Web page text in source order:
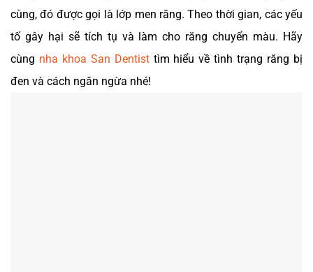
cùng, đó được gọi là lớp men răng. Theo thời gian, các yếu
tố gây hại sẽ tích tụ và làm cho răng chuyển màu. Hãy
cùng nha khoa San Dentisttìm hiểu về tình trạng răng bị
đen và cách ngăn ngừa nhé!